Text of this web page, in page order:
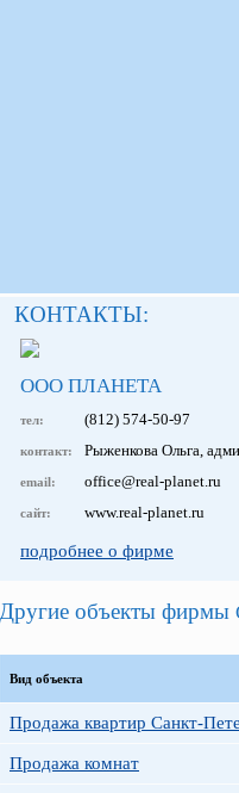
КОНТАКТЫ:
ООО ПЛАНЕТА
тел: (812) 574-50-97
контакт: Рыженкова Ольга,
email: office@real-planet.ru
сайт: www.real-planet.ru
подробнее о фирме
Другие объекты фирмы
Вид объекта
Продажа квартир Санкт-
Продажа комнат